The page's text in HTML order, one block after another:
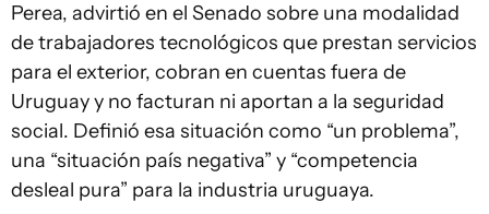
Perea, advirtió en el Senado sobre una modalidad
de trabajadores tecnológicos que prestan servicios
para el exterior, cobran en cuentas fuera de
Uruguay y no facturan ni aportan a la seguridad
social. Definió esa situación como “un problema”,
una “situación país negativa” y “competencia
desleal pura” para la industria uruguaya.